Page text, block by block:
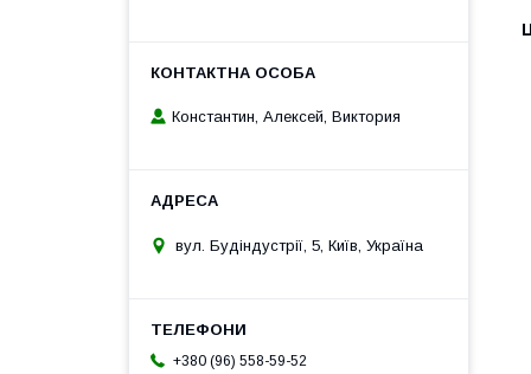
Константин, Алексей, Виктория
вул. Будіндустрії, 5, Київ, Україна
+380 (96) 558-59-52